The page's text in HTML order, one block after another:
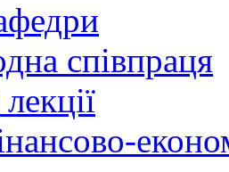
співпраця